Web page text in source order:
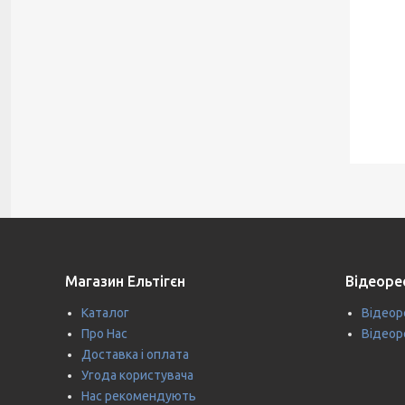
Магазин Ельтігєн
Каталог
Про Нас
Доставка і оплата
Угода користувача
Нас рекомендують